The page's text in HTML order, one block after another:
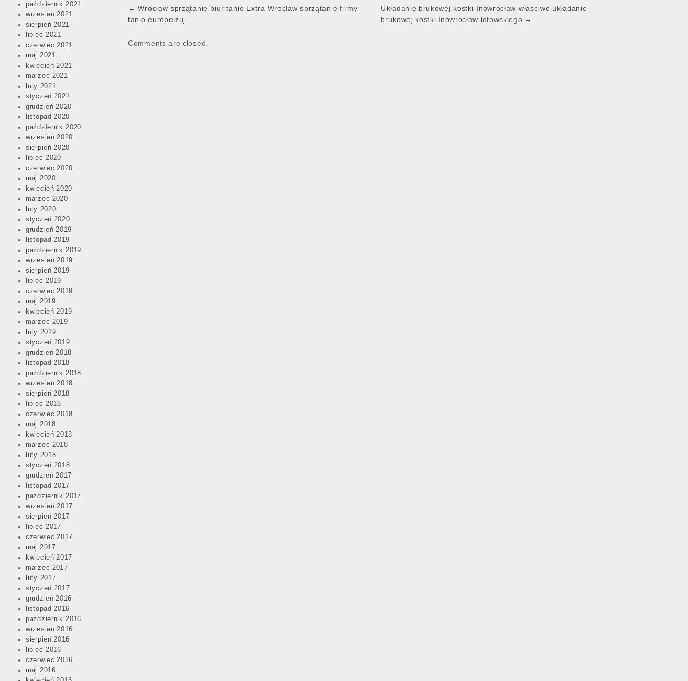
październik 2021
wrzesień 2021
sierpień 2021
lipiec 2021
czerwiec 2021
maj 2021
kwiecień 2021
marzec 2021
luty 2021
styczeń 2021
grudzień 2020
listopad 2020
październik 2020
wrzesień 2020
sierpień 2020
lipiec 2020
czerwiec 2020
maj 2020
kwiecień 2020
marzec 2020
luty 2020
styczeń 2020
grudzień 2019
listopad 2019
październik 2019
wrzesień 2019
sierpień 2019
lipiec 2019
czerwiec 2019
maj 2019
kwiecień 2019
marzec 2019
luty 2019
styczeń 2019
grudzień 2018
listopad 2018
październik 2018
wrzesień 2018
sierpień 2018
lipiec 2018
czerwiec 2018
maj 2018
kwiecień 2018
marzec 2018
luty 2018
styczeń 2018
grudzień 2017
listopad 2017
październik 2017
wrzesień 2017
sierpień 2017
lipiec 2017
czerwiec 2017
maj 2017
kwiecień 2017
marzec 2017
luty 2017
styczeń 2017
grudzień 2016
listopad 2016
październik 2016
wrzesień 2016
sierpień 2016
lipiec 2016
czerwiec 2016
maj 2016
Post
navigation
← Wrocław sprzątanie biur tanio Extra Wrocław sprzątanie firmy
tanio europeizuj
Układanie brukowej kostki Inowrocław właściwe układanie
brukowej kostki Inowrocław lotowskiego →
Comments are closed.